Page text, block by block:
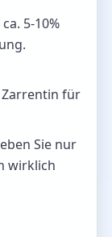
5-10%
für
Sie nur
wirklich